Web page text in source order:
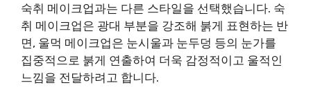
숙취 메이크업과는 다른 스타일을 선택했습니다. 숙
취 메이크업은 광대 부분을 강조해 붉게 표현하는 반
면, 울먹 메이크업은 눈시울과 눈두덩 등의 눈가를
집중적으로 붉게 연출하여 더욱 감정적이고 울적인
느낌을 전달하려고 합니다.